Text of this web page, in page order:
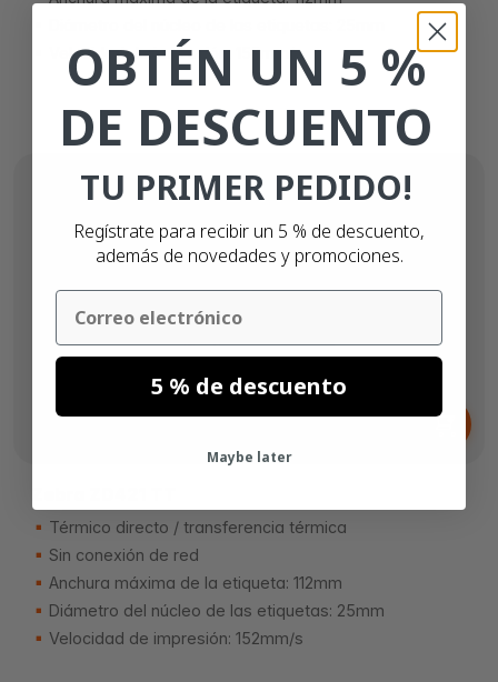
Velocidad de impresión: 152mm/s
Térmico directo / transferencia térmica
Sin conexión de red
Anchura máxima de la etiqueta: 112mm
Diámetro del núcleo de las etiquetas: 25mm
Velocidad de impresión: 152mm/s
OBTÉN UN 5 %
DE DESCUENTO
TU PRIMER PEDIDO!
Regístrate para recibir un 5 % de descuento,
además de novedades y promociones.
Email
5 % de descuento
Maybe later